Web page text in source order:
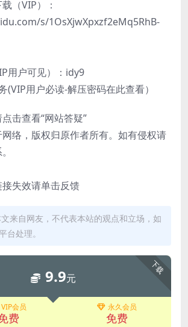
（VIP）：
s/1OsXjwXpxzf2eMq5RhB-
户可见）：idy9
用户必读-解压密码在此查看）
查看“网站答疑”
，版权归原作者所有。如有侵权请
失效请单击反馈
来自网友，不代表本站的观点和立场，如
台处理。
下载
9.9元
VIP会员
费
永久会员
免费